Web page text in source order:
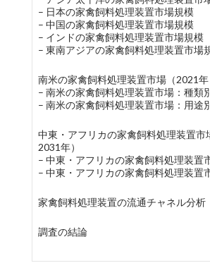
– 日本の家禽飼料処理装置市場規模
– 中国の家禽飼料処理装置市場規模
– インドの家禽飼料処理装置市場規模
– 東南アジアの家禽飼料処理装置市場
南米の家禽飼料処理装置市場（2021年
– 南米の家禽飼料処理装置市場：種類
– 南米の家禽飼料処理装置市場：用途
中東・アフリカの家禽飼料処理装置市
2031年）
– 中東・アフリカの家禽飼料処理装置
– 中東・アフリカの家禽飼料処理装置
家禽飼料処理装置の流通チャネル分析
調査の結論